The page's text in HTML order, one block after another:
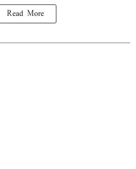
Read More